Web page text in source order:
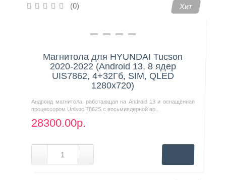
(0) Хит
Магнитола для HYUNDAI Tucson
2020-2022 (Android 13, 8 ядер
UIS7862, 4+32Гб, SIM, QLED
1280x720)
Андроид магнитола, работающая на Android 13 и оснащенная
процессором Unisoc 7862S с восьмиядерной ар..
28300.00р.